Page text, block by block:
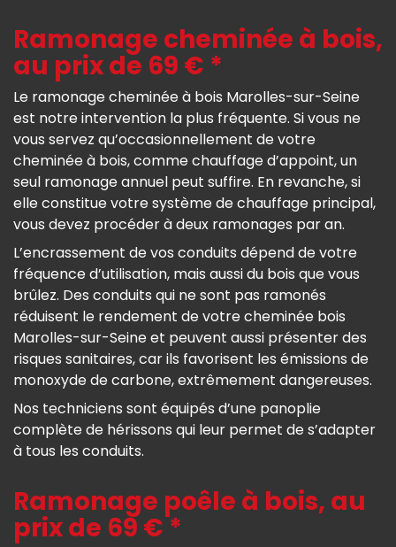
Ramonage cheminée à bois,
au prix de 69 € *
Le ramonage cheminée à bois Marolles-sur-Seine
est notre intervention la plus fréquente. Si vous ne
vous servez qu’occasionnellement de votre
cheminée à bois, comme chauffage d’appoint, un
seul ramonage annuel peut suffire. En revanche, si
elle constitue votre système de chauffage principal,
vous devez procéder à deux ramonages par an.
L’encrassement de vos conduits dépend de votre
fréquence d’utilisation, mais aussi du bois que vous
brûlez. Des conduits qui ne sont pas ramonés
réduisent le rendement de votre cheminée bois
Marolles-sur-Seine et peuvent aussi présenter des
risques sanitaires, car ils favorisent les émissions de
monoxyde de carbone, extrêmement dangereuses.
Nos techniciens sont équipés d’une panoplie
complète de hérissons qui leur permet de s’adapter
à tous les conduits.
Ramonage poêle à bois, au
prix de 69 € *